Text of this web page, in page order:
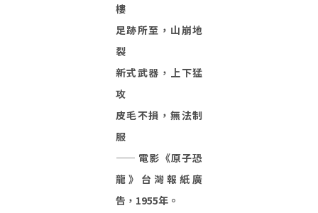
樓
足跡所至，山崩地
裂
新式武器，上下猛
攻
皮毛不損，無法制
服
—— 電影《原子恐
龍》台灣報紙廣
告，1955年。